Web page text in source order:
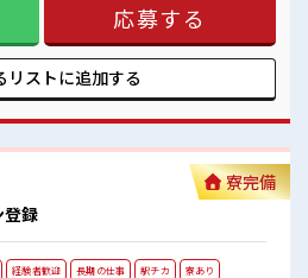
の市大医学部駅から徒歩約5分と駅チカな
職場の雰囲気 ≪20代・30
るからシッカリ稼げます。 キバツ過ぎは
ー&ピアスOK♪ 社員食堂・ロッカー・休
応募する
リストに追加する
録
寮完備
経験者歓迎 長期の仕事 駅チカ
寮あり